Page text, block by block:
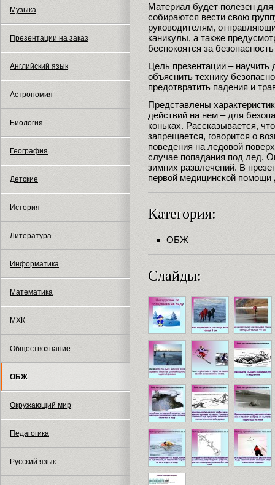
Музыка
Презентации на заказ
Английский язык
Астрономия
Биология
География
Детские
История
Литература
Информатика
Математика
МХК
Обществознание
ОБЖ
Окружающий мир
Педагогика
Русский язык
Материал будет полезен
собираются вести свою
руководителям,
каникулы, а также
беспокоятся за
Цель презентации –
объяснить технику
предотвратить падения и
Представлены
действий на нем – для
коньках. Рассказывается,
запрещается, говорится о
поведения на ледовой
случае попадания под лед.
зимних развлечений. В
первой медицинской
Категория:
ОБЖ
Слайды: